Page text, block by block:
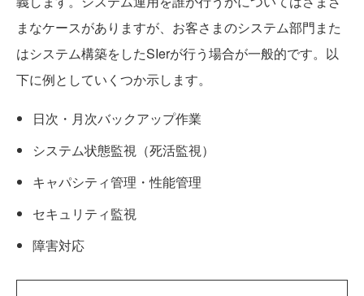
まなケースがありますが、お客さまのシステム部門また
はシステム構築をしたSIerが行う場合が一般的です。以
下に例としていくつか示します。
日次・月次バックアップ作業
システム状態監視（死活監視）
キャパシティ管理・性能管理
セキュリティ監視
障害対応